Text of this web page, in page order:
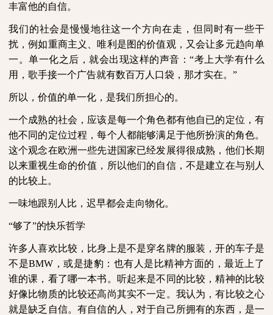
丰富他的自信。
我们的社会是慢慢地往这一个方向在走，但同时有一些干
扰，例如重商主义、唯利是图的价值观，又会让多元趋向单
一。单一化之后，就会出现这样的声音：“考上大学有什么
用，歌手接一个广告就有数百万人口袋，那才实在。”
所以，价值的单一化，是我们所担心的。
一个成熟的社会，应该是每一个角色都有他自已的定位，有
他不同的定位过程，每个人都能够满足于他所扮演的角色。
这个观念在欧洲一些先进国家已经发展得很成熟，他们长期
以来重视生命的价值，所以他们的自信，不是建立在与别人
的比较上。
一味地跟别人比，迟早都会走向物化。
“够了”的快乐哲学
许多人喜欢比较，比身上是不是穿名牌的服装，开的车子是
不是BMW ，或是捷豹：也有人是比精神方面的，最近上了
谁的课，看了哪一本书。听起来是不同的比较，精神的比较
好像比物质的比较还高尚其实不一定。我认为，有比较之心
就是缺乏自信。有自信的人，对于自己所拥有的东西，是一